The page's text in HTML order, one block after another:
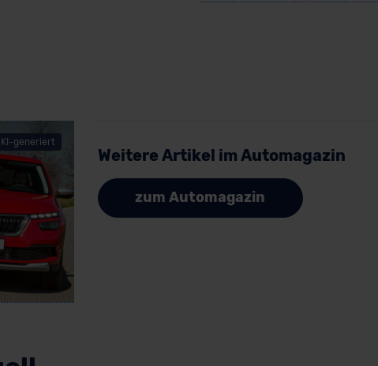
KI-generiert
Weitere Artikel im Automagazin
zum Automagazin